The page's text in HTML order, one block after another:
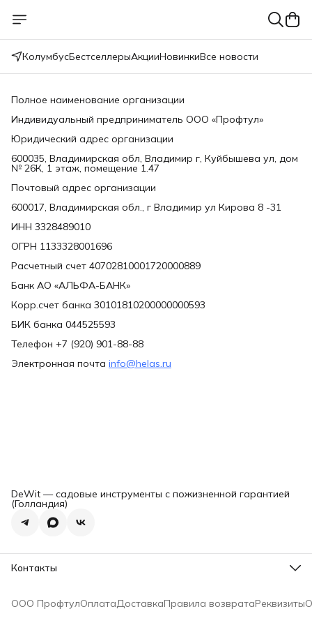
КолумбусБестселлерыАкцииНовинкиВсе новости
Полное наименование организации
Индивидуальный предприниматель ООО «Профтул»
Юридический адрес организации
600035, Владимирская обл, Владимир г, Куйбышева ул, дом
№ 26К, 1 этаж, помещение 1.47
Почтовый адрес организации
600017, Владимирская обл., г Владимир ул Кирова 8 -31
ИНН 3328489010
ОГРН 1133328001696
Расчетный счет 40702810001720000889
Банк АО «АЛЬФА-БАНК»
Корр.счет банка 30101810200000000593
БИК банка 044525593
Телефон +7 (920) 901-88-88
Электронная почта info@helas.ru
DeWit — садовые инструменты с пожизненной гарантией
(Голландия)
Контакты
Телефон
8 (920) 627-08-08
ООО ПрофтулОплатаДоставкаПравила возвратаРеквизиты